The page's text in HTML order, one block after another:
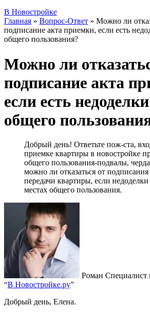
В Новостройке
Главная » Вопрос-Ответ » Можно ли
подписание акта приемки, если есть
общего пользования?
Можно ли
подписание акта
если есть
общего
Добрый день! Ответьте пож-ста,
приемке квартиры в новостройке
общего пользования-подвалы,
можно ли отказаться от
передачи квартиры, если
местах общего пользования.
Роман Специалист
“В Новостройке.ру”
Добрый день, Елена.